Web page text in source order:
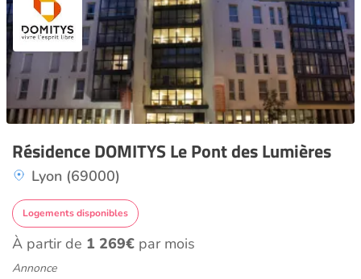
Résidence DOMITYS Le Pont des Lumières
Lyon (69000)
Logements disponibles
À partir de 1 269€ par mois
Annonce